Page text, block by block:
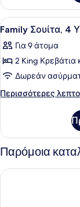
3
Υπνοδωμάτια,
Βεράντα
Προβολή
όλων
των
φωτογραφιών
για
Family
Υπνοδωμάτια,
18
Family Σουίτα, 4
Για 9 άτομα
2 King Κρεβάτια
Δωρεάν
Περισσότερες
Περισσότερες
Σουίτα,
Υπνοδωμάτια,
Παρόμοια
Ayodya Resort Bali